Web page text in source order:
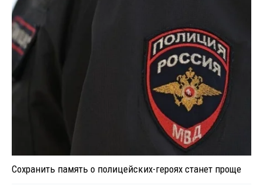
Сохранить память о полицейских-героях станет проще